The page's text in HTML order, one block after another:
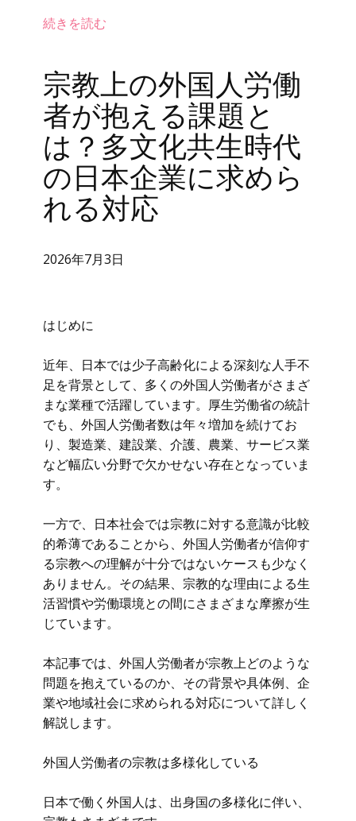
続きを読む
宗教上の外国人労働
者が抱える課題と
は？多文化共生時代
の日本企業に求めら
れる対応
2026年7月3日
はじめに
近年、日本では少子高齢化による深刻な人手不
足を背景として、多くの外国人労働者がさまざ
まな業種で活躍しています。厚生労働省の統計
でも、外国人労働者数は年々増加を続けてお
り、製造業、建設業、介護、農業、サービス業
など幅広い分野で欠かせない存在となっていま
す。
一方で、日本社会では宗教に対する意識が比較
的希薄であることから、外国人労働者が信仰す
る宗教への理解が十分ではないケースも少なく
ありません。その結果、宗教的な理由による生
活習慣や労働環境との間にさまざまな摩擦が生
じています。
本記事では、外国人労働者が宗教上どのような
問題を抱えているのか、その背景や具体例、企
業や地域社会に求められる対応について詳しく
解説します。
外国人労働者の宗教は多様化している
日本で働く外国人は、出身国の多様化に伴い、